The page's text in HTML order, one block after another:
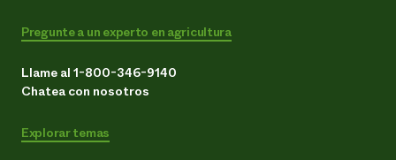
Pregunte a un experto en agricultura
Llame al 1-800-346-9140
Chatea con nosotros
Explorar temas